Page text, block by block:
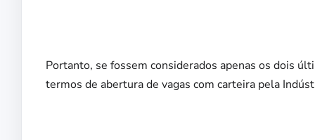
Portanto, se fossem considerados apenas os dois
termos de abertura de vagas com carteira pela